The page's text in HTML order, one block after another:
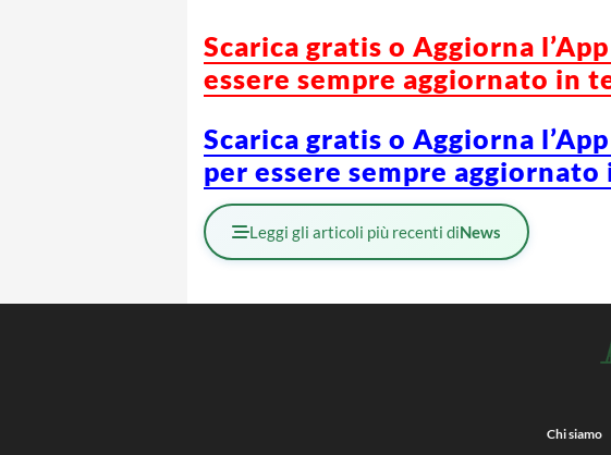
Scarica gratis o Aggiorna
essere sempre aggiornato in
Scarica gratis o Aggiorna
per essere sempre
Leggi gli articoli più recenti diNews
Chi siamo